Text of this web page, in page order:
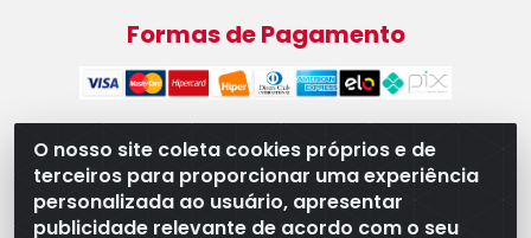
O nosso site coleta cookies próprios e de
terceiros para proporcionar uma experiência
personalizada ao usuário, apresentar
publicidade relevante de acordo com o seu
Formas de Pagamento
WB Componentes Automotivos LTDA - CNPJ
08.528.393/0001-12 - Rua do Níquel, 667 - Parque
Oeste Industrial, Goiânia/GO - CEP 74375-660